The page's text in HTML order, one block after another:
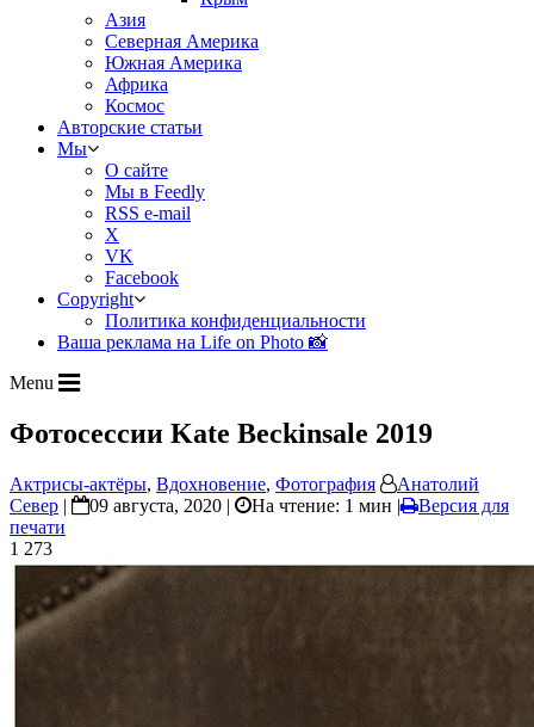
Азия
Северная Америка
Южная Америка
Африка
Космос
Авторские статьи
Мы
О сайте
Мы в Feedly
RSS e-mail
X
VK
Facebook
Copyright
Политика конфиденциальности
Ваша реклама на Life on Photo 📸
Menu
Фотосессии Kate Beckinsale 2019
Актрисы-актёры, Вдохновение, Фотография
Анатолий
Север | 09 августа, 2020 | На чтение: 1 мин |
Версия для
печати
1 273